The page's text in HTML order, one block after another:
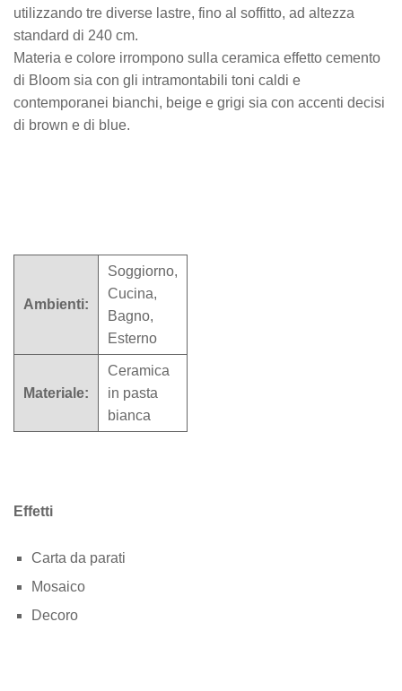
utilizzando tre diverse lastre, fino al soffitto, ad altezza
standard di 240 cm.
Materia e colore irrompono sulla ceramica effetto cemento
di Bloom sia con gli intramontabili toni caldi e
contemporanei bianchi, beige e grigi sia con accenti decisi
di brown e di blue.
Ambienti:
Soggiorno,
Cucina,
Bagno,
Esterno
Materiale:
Ceramica
in pasta
bianca
Effetti
Carta da parati
Mosaico
Decoro